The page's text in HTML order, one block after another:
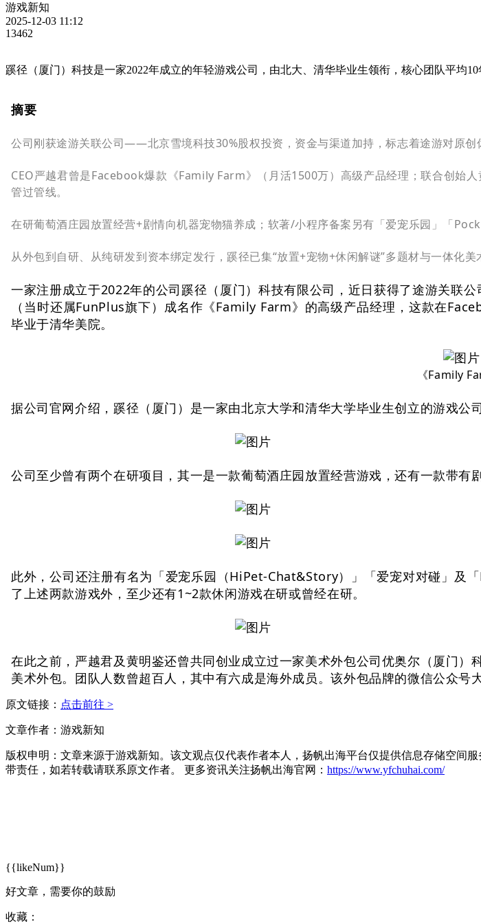
游戏新知
2025-12-03 11:12
13462
蹊径（厦门）科技是一家2022年成立的年轻游戏公司，由北大、清华毕业生领衔，核心团队平均
摘要
公司刚获途游关联公司——北京雪境科技30%股权投资，资金与渠道加持，标志着途游对原创
CEO严越君曾是Facebook爆款《Family Farm》（月活1500万）高级产品经理；联合创始
管过管线。
在研葡萄酒庄园放置经营+剧情向机器宠物猫养成；软著/小程序备案另有「爱宠乐园」「
从外包到自研、从纯研发到资本绑定发行，蹊径已集“放置+宠物+休闲解谜”多题材与一体化
一家注册成立于2022年的公司蹊径（厦门）科技有限公司，近日获得了途游关联
（当时还属FunPlus旗下） 成名作《Family Farm》的高级产品经理，这款在
毕业于清华美院。
《Family
据公司官网介绍，蹊径（厦门）是一家由北京大学和清华大学毕业生创立的游戏公
公司至少曾有两个在研项目，其一是一款葡萄酒庄园放置经营游戏，还有一款带有
此外，公司还注册有名为「爱宠乐园 （HiPet-Chat&Story）
」「爱宠对对碰」及
了上述两款游戏外，至少还有1~2款休闲游戏在研或曾经在研。
在此之前，严越君及黄明鉴还曾共同创业成立过一家美术外包公司优奥尔（厦门
美术外包。团队人数曾超百人，其中有六成是海外成员。该外包品牌的微信公众号
原文链接： 点击前往 >
文章作者：游戏新知
版权申明：文章来源于游戏新知。该文观点仅代表作者本人，扬帆出海平台仅提供信息存储空间
带责任，如若转载请联系原文作者。 更多资讯关注扬帆出海官网： https://www.yfchuhai.com/
{{likeNum}}
好文章，需要你的鼓励
收藏：